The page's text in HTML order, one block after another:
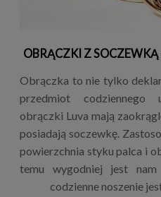
OBRĄCZKI Z
Obrączka to nie tylko
przedmiot codziennego
obrączki Luva mają
posiadają soczewkę.
powierzchnia styku palca i
temu wygodniej jest
codzienne noszenie